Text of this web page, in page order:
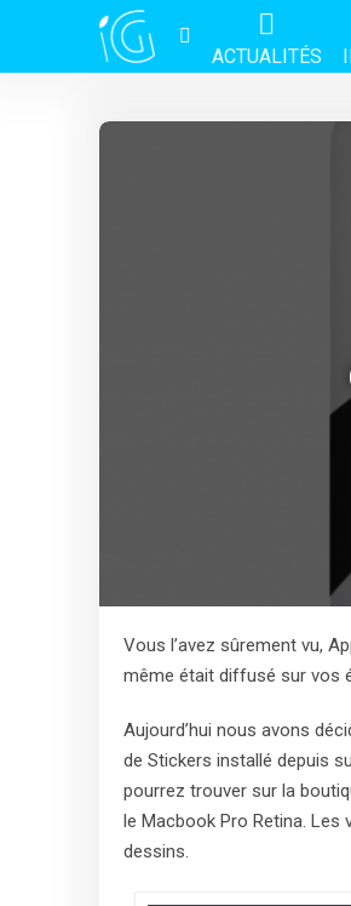
ACTUALITÉS
Vous l’avez sûrement vu,
même était diffusé sur vos
Aujourd’hui nous avons
de Stickers installé depuis
pourrez trouver sur la
le Macbook Pro Retina.
dessins.